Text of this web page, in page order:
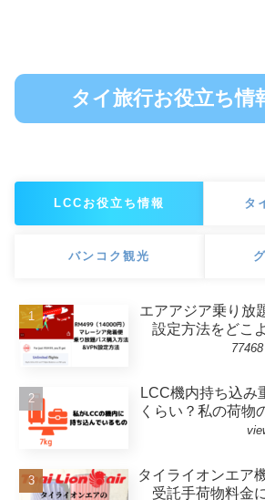
タイ旅行お役立ち情
LCCお役立ち情報 タ
バンコク観光
エアアジア乗り放
設定方法をどこ
LCC機内持ち込み
くらい？私の荷物
タイライオンエア
受託手荷物料金